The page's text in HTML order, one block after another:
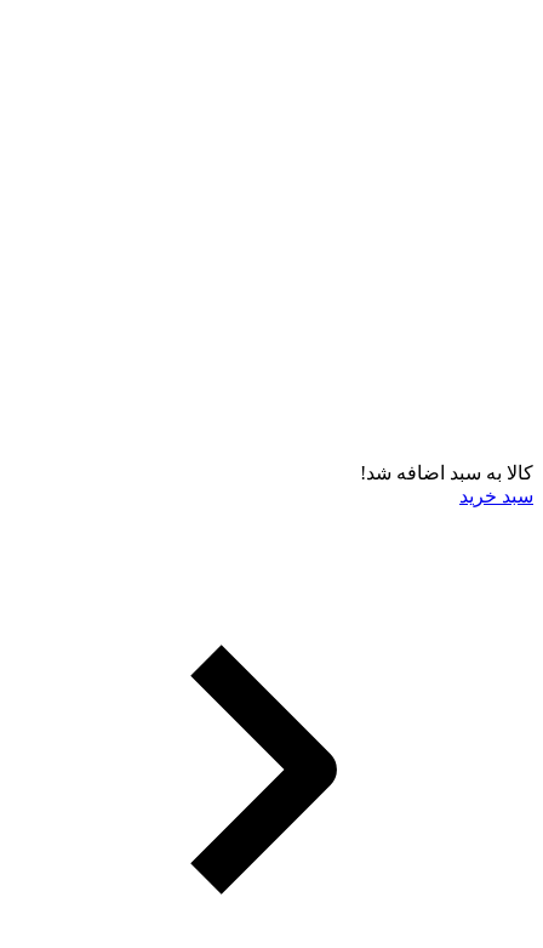
کالا به سبد اضافه شد!
سبد خرید